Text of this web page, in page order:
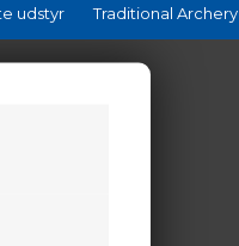
udstyr Traditional Archery